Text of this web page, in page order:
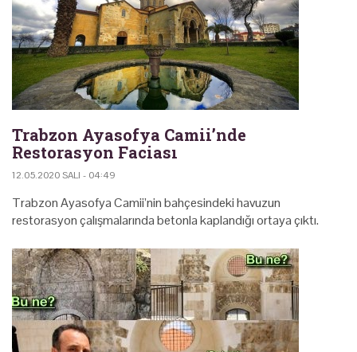
Trabzon Ayasofya Camii’nde
Restorasyon Faciası
12.05.2020 SALI - 04:49
Trabzon Ayasofya Camii’nin bahçesindeki havuzun
restorasyon çalışmalarında betonla kaplandığı ortaya çıktı.